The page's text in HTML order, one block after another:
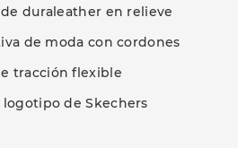
duraleather en relieve
de moda con cordones
tracción flexible
de Skechers